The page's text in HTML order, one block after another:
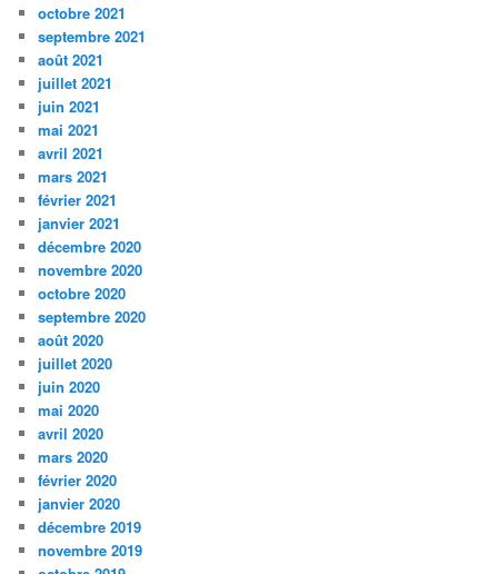
octobre 2021
septembre 2021
août 2021
juillet 2021
juin 2021
mai 2021
avril 2021
mars 2021
février 2021
janvier 2021
décembre 2020
novembre 2020
octobre 2020
septembre 2020
août 2020
juillet 2020
juin 2020
mai 2020
avril 2020
mars 2020
février 2020
janvier 2020
décembre 2019
novembre 2019